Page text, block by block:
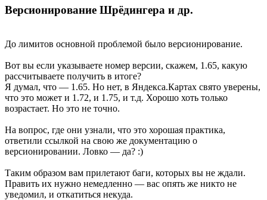
Версионирование Шрёдингера и др.
До лимитов основной проблемой было версионирование.
Вот вы если указываете номер версии, скажем, 1.65, какую
рассчитываете получить в итоге?
Я думал, что — 1.65. Но нет, в Яндекса.Картах свято уверены,
что это может и 1.72, и 1.75, и т.д. Хорошо хоть только
возрастает. Но это не точно.
На вопрос, где они узнали, что это хорошая практика,
ответили ссылкой на свою же документацию о
версионировании. Ловко — да? :)
Таким образом вам прилетают баги, которых вы не ждали.
Править их нужно немедленно — вас опять же никто не
уведомил, и откатиться некуда.